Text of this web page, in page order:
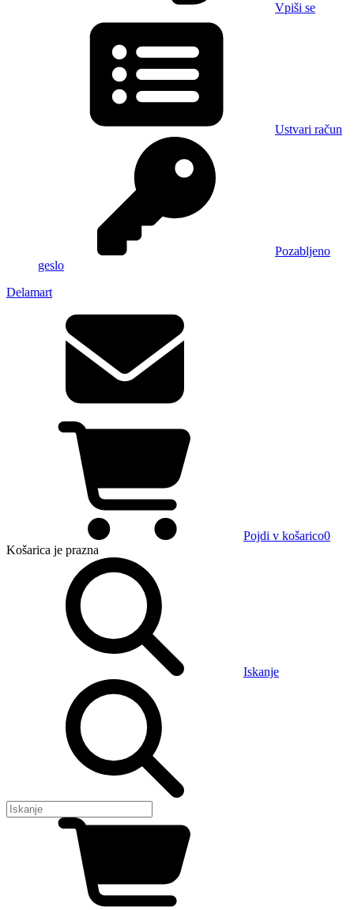
Vpiši se
Ustvari račun
Pozabljeno
geslo
Delamart
Pojdi v košarico0
Košarica je prazna
Iskanje